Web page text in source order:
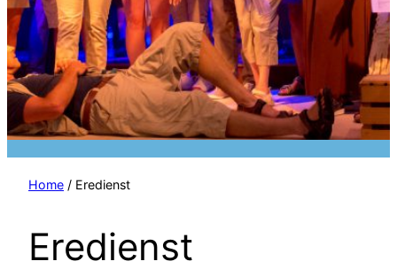
Home / Eredienst
Eredienst